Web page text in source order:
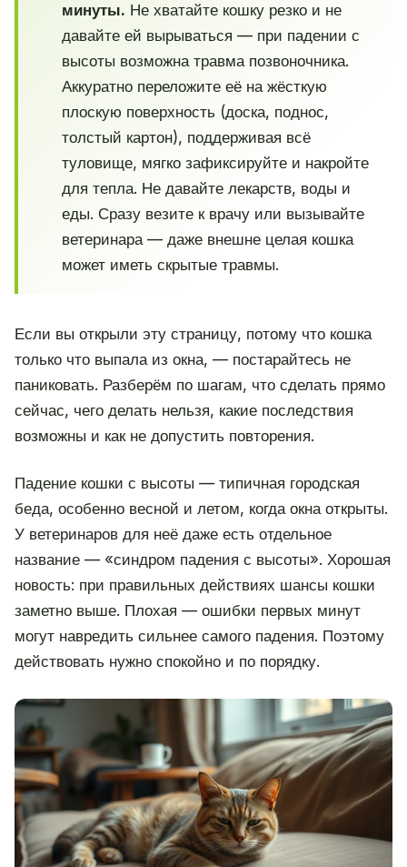
минуты. Не хватайте кошку резко и не
давайте ей вырываться — при падении с
высоты возможна травма позвоночника.
Аккуратно переложите её на жёсткую
плоскую поверхность (доска, поднос,
толстый картон), поддерживая всё
туловище, мягко зафиксируйте и накройте
для тепла. Не давайте лекарств, воды и
еды. Сразу везите к врачу или вызывайте
ветеринара — даже внешне целая кошка
может иметь скрытые травмы.
Если вы открыли эту страницу, потому что кошка
только что выпала из окна, — постарайтесь не
паниковать. Разберём по шагам, что сделать прямо
сейчас, чего делать нельзя, какие последствия
возможны и как не допустить повторения.
Падение кошки с высоты — типичная городская
беда, особенно весной и летом, когда окна открыты.
У ветеринаров для неё даже есть отдельное
название — «синдром падения с высоты». Хорошая
новость: при правильных действиях шансы кошки
заметно выше. Плохая — ошибки первых минут
могут навредить сильнее самого падения. Поэтому
действовать нужно спокойно и по порядку.